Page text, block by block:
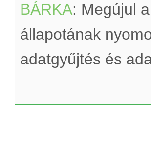
BÁRKA: Megújul
állapotának
adatgyűjtés és